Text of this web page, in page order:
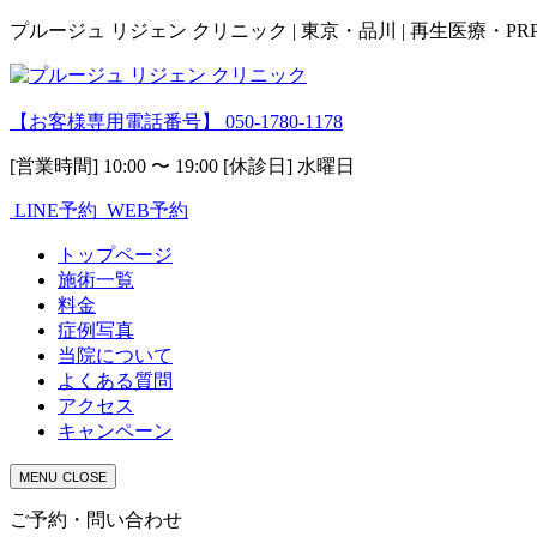
プルージュ リジェン クリニック | 東京・品川 | 再生医療・
【お客様専用電話番号】 050-1780-1178
[営業時間] 10:00 〜 19:00 [休診日] 水曜日
LINE予約 WEB予約
トップページ
施術一覧
料金
症例写真
当院について
よくある質問
アクセス
キャンペーン
MENU CLOSE
ご予約・問い合わせ